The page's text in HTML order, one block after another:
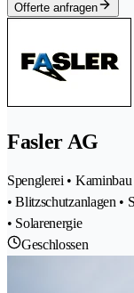
Offerte anfragen
Fasler AG
Spenglerei •
• Blitzschutzanlagen •
• Solarenergie
Geschlossen